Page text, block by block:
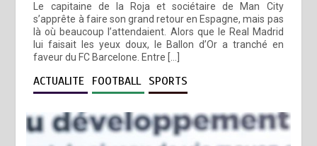
Le capitaine de la Roja et sociétaire de Man City
s’apprête à faire son grand retour en Espagne, mais pas
là où beaucoup l’attendaient. Alors que le Real Madrid
lui faisait les yeux doux, le Ballon d’Or a tranché en
faveur du FC Barcelone. Entre […]
ACTUALITE FOOTBALL SPORTS